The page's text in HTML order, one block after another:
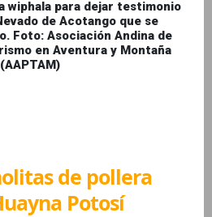
wiphala para dejar testimonio
de Acotango que se
Foto: Asociación Andina de
en Aventura y Montaña
(AAPTAM)
de pollera
Potosí